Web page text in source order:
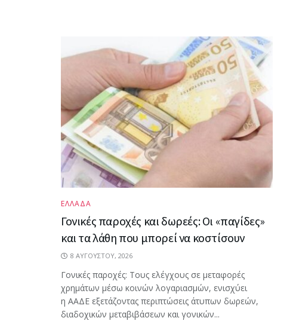
ΕΛΛΑΔΑ
Γονικές παροχές και δωρεές: Οι «παγίδες»
και τα λάθη που μπορεί να κοστίσουν
8 ΑΥΓΟΎΣΤΟΥ, 2026
Γονικές παροχές: Τους ελέγχους σε μεταφορές
χρημάτων μέσω κοινών λογαριασμών, ενισχύει
η ΑΑΔΕ εξετάζοντας περιπτώσεις άτυπων δωρεών,
διαδοχικών μεταβιβάσεων και γονικών...